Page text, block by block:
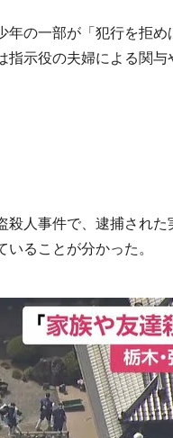
の一部が「犯行を拒
示役の夫婦による関
人事件で、逮捕され
ることが分かった。